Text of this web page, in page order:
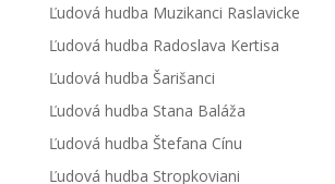
Ľudová hudba Muzikanci Raslavicke
Ľudová hudba Radoslava Kertisa
Ľudová hudba Šarišanci
Ľudová hudba Stana Baláža
Ľudová hudba Štefana Cínu
Ľudová hudba Stropkoviani